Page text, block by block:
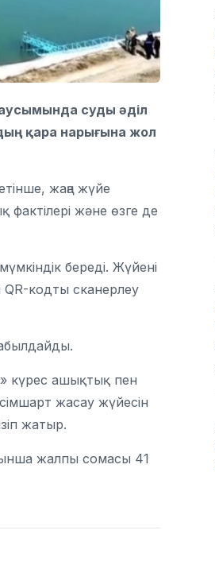
суды әділ
қара нарығына жол
жаңа жүйе
фактілері және өзге де
береді. Жүйені
QR-кодты сканерлеу
күрес ашықтық пен
жасау жүйесін
жатыр.
жалпы сомасы 41